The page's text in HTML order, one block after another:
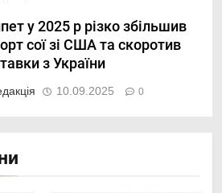
у 2025 р різко збільшив
сої зі США та скоротив
з України
10.09.2025 0